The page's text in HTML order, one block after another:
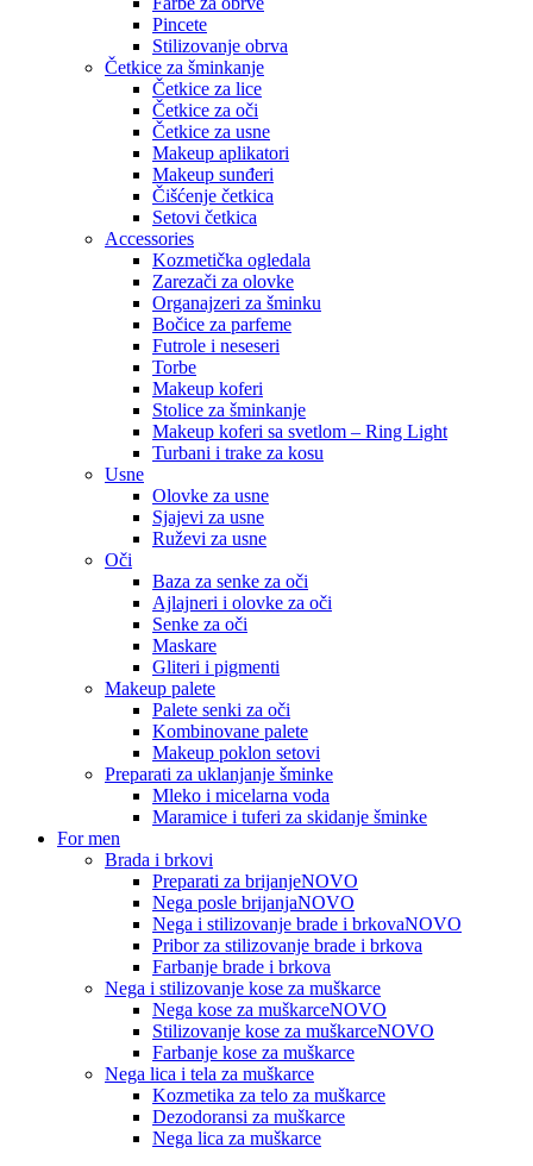
Pincete
Stilizovanje obrva
Četkice za šminkanje
Četkice za lice
Četkice za oči
Četkice za usne
Makeup aplikatori
Makeup sunđeri
Čišćenje četkica
Setovi četkica
Accessories
Kozmetička ogledala
Zarezači za olovke
Organajzeri za šminku
Bočice za parfeme
Futrole i neseseri
Torbe
Makeup koferi
Stolice za šminkanje
Makeup koferi sa svetlom – Ring Light
Turbani i trake za kosu
Usne
Olovke za usne
Sjajevi za usne
Ruževi za usne
Oči
Baza za senke za oči
Ajlajneri i olovke za oči
Senke za oči
Maskare
Gliteri i pigmenti
Makeup palete
Palete senki za oči
Kombinovane palete
Makeup poklon setovi
Preparati za uklanjanje šminke
Mleko i micelarna voda
Maramice i tuferi za skidanje šminke
For men
Brada i brkovi
Preparati za brijanjeNOVO
Nega posle brijanjaNOVO
Nega i stilizovanje brade i brkovaNOVO
Pribor za stilizovanje brade i brkova
Farbanje brade i brkova
Nega i stilizovanje kose za muškarce
Nega kose za muškarceNOVO
Stilizovanje kose za muškarceNOVO
Farbanje kose za muškarce
Nega lica i tela za muškarce
Kozmetika za telo za muškarce
Dezodoransi za muškarce
Nega lica za muškarce